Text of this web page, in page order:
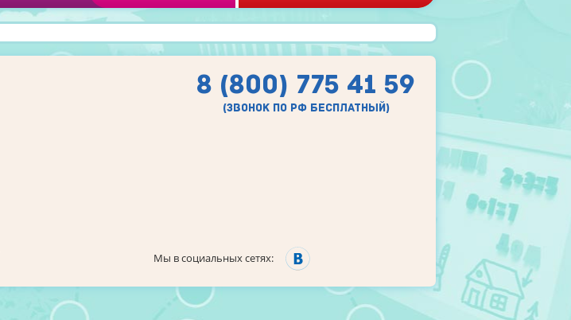
8 (800) 775 41 59
(звонок по рф бесплатный)
Мы в социальных сетях: